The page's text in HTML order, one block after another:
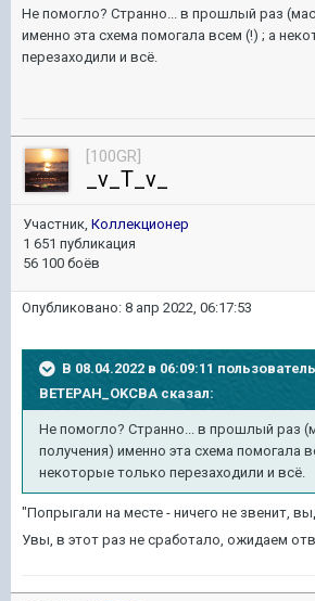
Не помогло? Странно... в прошлый раз
именно эта схема помогала всем (!) ; а
перезаходили и всё.
[100GR]
_v_T_v_
Участник, Коллекционер
1 651 публикация
56 100 боёв
Опубликовано: 8 апр 2022, 06:17:53
В 08.04.2022 в 06:09:11 пользователь
BETEPAH_OKCBAсказал:
Не помогло? Странно... в прошлый раз
получения) именно эта схема помогала
некоторые только перезаходили и всё.
"Попрыгали на месте - ничего не звенит,
Увы, в этот раз не сработало, ожидаем